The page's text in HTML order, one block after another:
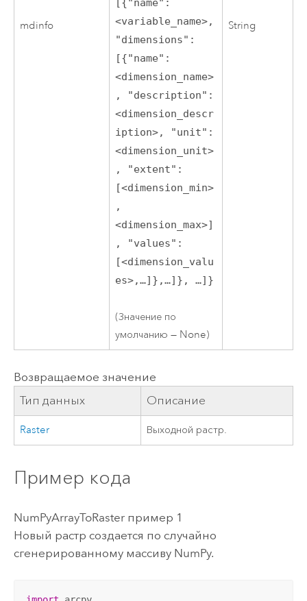
mdinfo
[{"name":
<variable_name>,
"dimensions":
[{"name":
<dimension_name>
, "description":
<dimension_descr
iption>, "unit":
<dimension_unit>
, "extent":
[<dimension_min>
,
<dimension_max>]
, "values":
[<dimension_valu
es>,…]},…]}, …]}
(Значение по
умолчанию — None)
String
Возвращаемое значение
Тип данных Описание
Raster Выходной растр.
Пример кода
NumPyArrayToRaster пример 1
Новый растр создается по случайно
сгенерированному массиву NumPy.